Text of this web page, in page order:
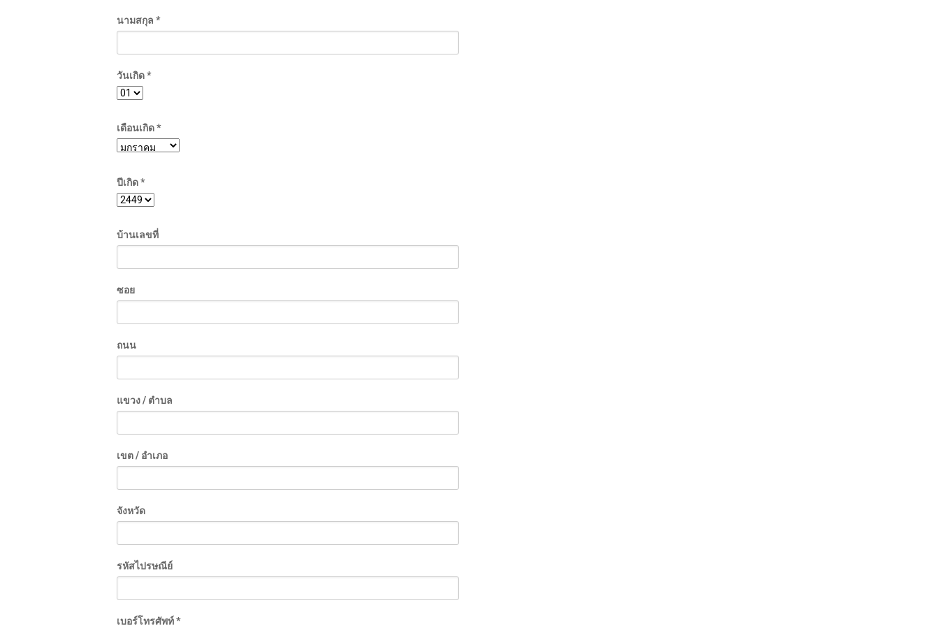
นามสกุล *
วันเกิด *
เดือนเกิด *
ปีเกิด *
บ้านเลขที่
ซอย
ถนน
แขวง / ตำบล
เขต / อำเภอ
จังหวัด
รหัสไปรษณีย์
เบอร์โทรศัพท์ *